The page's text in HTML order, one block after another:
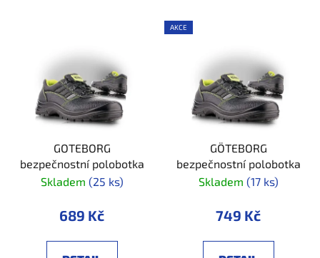
GOTEBORG
bezpečnostní polobotka
Skladem (25 ks)
689 Kč
AKCE
GÖTEBORG
bezpečnostní polobotka
Skladem (17 ks)
749 Kč